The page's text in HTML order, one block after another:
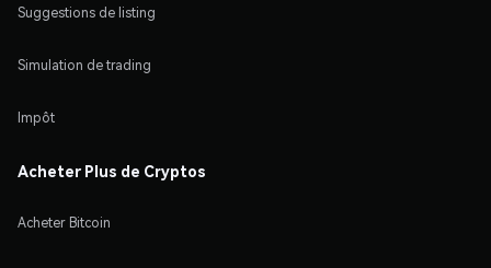
Suggestions de listing
Simulation de trading
Impôt
Acheter Plus de Cryptos
Acheter Bitcoin